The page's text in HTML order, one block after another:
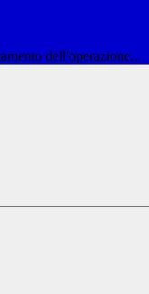
dell'operazione...